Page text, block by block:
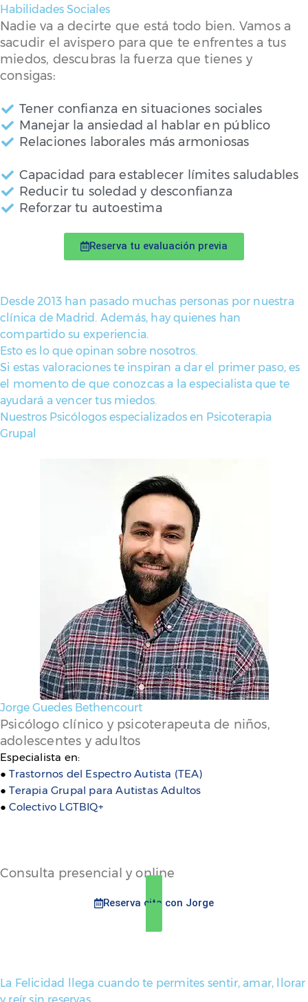
Habilidades Sociales
Nadie va a decirte que está todo bien. Vamos a
sacudir el avispero para que te enfrentes a tus
miedos, descubras la fuerza que tienes y
consigas:
Tener confianza en situaciones sociales
Manejar la ansiedad al hablar en público
Relaciones laborales más armoniosas
Capacidad para establecer límites saludables
Reducir tu soledad y desconfianza
Reforzar tu autoestima
Reserva tu evaluación previa
Desde 2013 han pasado muchas personas por nuestra
clínica de Madrid. Además, hay quienes han
compartido su experiencia.
Esto es lo que opinan sobre nosotros.
Si estas valoraciones te inspiran a dar el primer paso, es
el momento de que conozcas a la especialista que te
ayudará a vencer tus miedos.
Nuestros Psicólogos especializados en Psicoterapia
Grupal
Jorge Guedes Bethencourt
Psicólogo clínico y psicoterapeuta de niños,
adolescentes y adultos
Especialista en:
●Trastornos del Espectro Autista (TEA)
●Terapia Grupal para Autistas Adultos
●Colectivo LGTBIQ+
Consulta presencial y online
Reserva cita con Jorge
La Felicidad llega cuando te permites sentir, amar, llorar